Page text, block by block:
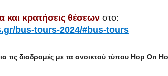
και κρατήσεις θέσεων στο:
bus-tours-2024/#bus-tours
τις διαδρομές με τα ανοικτού τύπου Hop On